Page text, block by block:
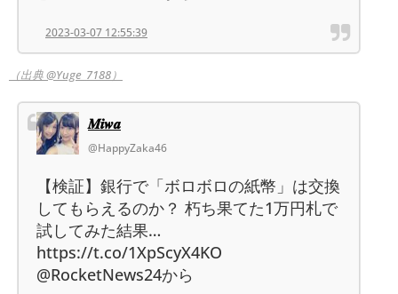
2023-03-07 12:55:39
（出典 @Yuge_7188）
𝑴𝒊𝒘𝒂
@HappyZaka46
【検証】銀行で「ボロボロの紙幣」は交換
してもらえるのか？ 朽ち果てた1万円札で
試してみた結果…
https://t.co/1XpScyX4KO
@RocketNews24から